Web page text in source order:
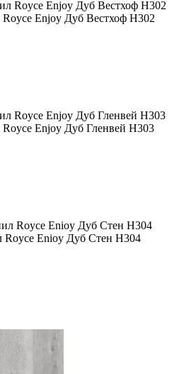
Enjoy Дуб Вестхоф H302
Enjoy Дуб Гленвей H303
Enioy Дуб Стен H304